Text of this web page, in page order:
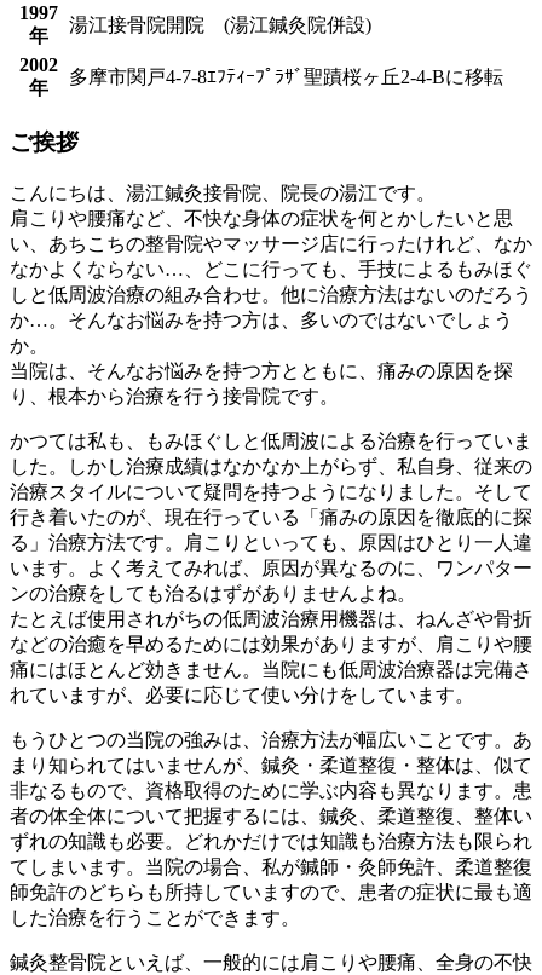
1997
年
湯江接骨院開院 (湯江鍼灸院併設)
2002
年
多摩市関戸4-7-8ｴﾌﾃｨｰﾌﾟﾗｻﾞ聖蹟桜ヶ丘2-4-Bに移転
ご挨拶
こんにちは、湯江鍼灸接骨院、院長の湯江です。
肩こりや腰痛など、不快な身体の症状を何とかしたいと思
い、あちこちの整骨院やマッサージ店に行ったけれど、なか
なかよくならない…、どこに行っても、手技によるもみほぐ
しと低周波治療の組み合わせ。他に治療方法はないのだろう
か…。そんなお悩みを持つ方は、多いのではないでしょう
か。
当院は、そんなお悩みを持つ方とともに、痛みの原因を探
り、根本から治療を行う接骨院です。
かつては私も、もみほぐしと低周波による治療を行っていま
した。しかし治療成績はなかなか上がらず、私自身、従来の
治療スタイルについて疑問を持つようになりました。そして
行き着いたのが、現在行っている「痛みの原因を徹底的に探
る」治療方法です。肩こりといっても、原因はひとり一人違
います。よく考えてみれば、原因が異なるのに、ワンパター
ンの治療をしても治るはずがありませんよね。
たとえば使用されがちの低周波治療用機器は、ねんざや骨折
などの治癒を早めるためには効果がありますが、肩こりや腰
痛にはほとんど効きません。当院にも低周波治療器は完備さ
れていますが、必要に応じて使い分けをしています。
もうひとつの当院の強みは、治療方法が幅広いことです。あ
まり知られてはいませんが、鍼灸・柔道整復・整体は、似て
非なるもので、資格取得のために学ぶ内容も異なります。患
者の体全体について把握するには、鍼灸、柔道整復、整体い
ずれの知識も必要。どれかだけでは知識も治療方法も限られ
てしまいます。当院の場合、私が鍼師・灸師免許、柔道整復
師免許のどちらも所持していますので、患者の症状に最も適
した治療を行うことができます。
鍼灸整骨院といえば、一般的には肩こりや腰痛、全身の不快